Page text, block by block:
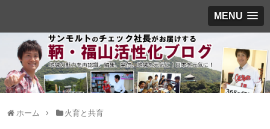
MENU
ホーム 火育と共育